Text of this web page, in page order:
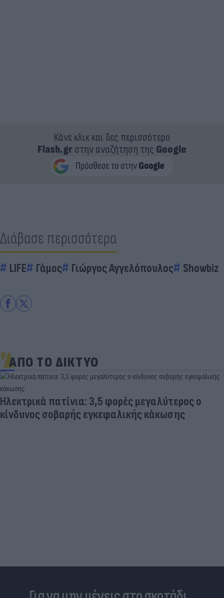
Κάνε κλικ και δες περισσότερο
Flash.grστην αναζήτηση της Google
Διάβασε περισσότερα
LIFE Γάμος Γιώργος Αγγελόπουλος Showbiz
ΑΠΟ ΤΟ ΔΙΚΤΥΟ
Ηλεκτρικά πατίνια: 3,5 φορές μεγαλύτερος ο
κίνδυνος σοβαρής εγκεφαλικής κάκωσης